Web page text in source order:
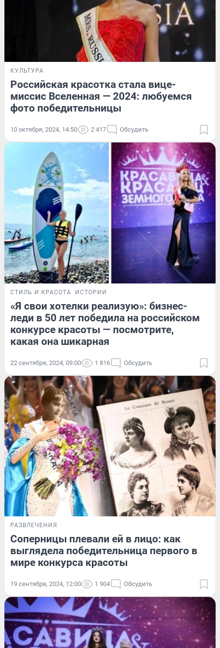
КУЛЬТУРА
Российская красотка стала вице-
миссис Вселенная — 2024: любуемся
фото победительницы
10 октября, 2024, 14:50 2 417 Обсудить
СТИЛЬ И КРАСОТА ИСТОРИИ
«Я свои хотелки реализую»: бизнес-
леди в 50 лет победила на российском
конкурсе красоты — посмотрите,
какая она шикарная
22 сентября, 2024, 09:00 1 816 Обсудить
РАЗВЛЕЧЕНИЯ
Соперницы плевали ей в лицо: как
выглядела победительница первого в
мире конкурса красоты
19 сентября, 2024, 12:00 1 904 Обсудить